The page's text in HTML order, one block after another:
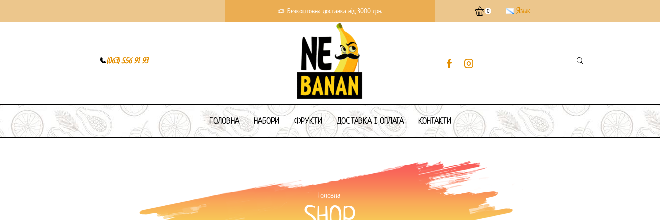
Безкоштовна доставка від 3000 грн. Безкоштовна доставка від 3000 грн.
0 Язык
📞(063) 556 91 93
ГОЛОВНА НАБОРИ ФРУКТИ ДОСТАВКА І ОПЛАТА КОНТАКТИ
Головна